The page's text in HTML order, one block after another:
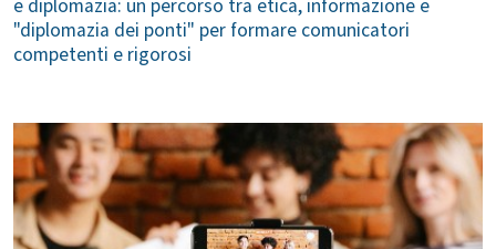
e diplomazia: un percorso tra etica, informazione e
"diplomazia dei ponti" per formare comunicatori
competenti e rigorosi